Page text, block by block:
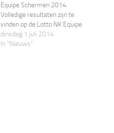
Equipe Schermen 2014
Volledige resultaten zijn te
vinden op de Lotto NK Equipe
2014 pagina KNAS
Wedstrijden
dinsdag 1 juli 2014
In "Nieuws"